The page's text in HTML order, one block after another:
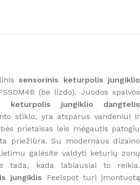
sensorinis keturpolis jungiklio
(be lizdo). Juodos spalvos
keturpolis jungiklio dangtelis
stiklo, yra atsparus vandeniui ir
prietaisas leis mėgautis patogiu
priežiūra. Su modernaus dizaino
galėsite valdyti keturių zonų
tada, kada labiausiai to reikia.
jungiklis Feelspot turi įmontuotą